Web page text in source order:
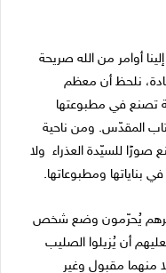
أوامر من الله صريحة
نلحظ أن معظم
تصنع في مطبوعتها
المقدّس. ومن ناحية
للسيّدة العذراء ولا
ومطبوعاتها.
وغيرهم يُحرّمون وضع شخص
أن يُزيلوا الصليب
منهما مقبول وغير